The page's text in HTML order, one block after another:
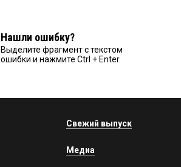
Нашли ошибку?
Выделите фрагмент с текстом
ошибки и нажмите Ctrl + Enter.
Свежий выпуск
Медиа